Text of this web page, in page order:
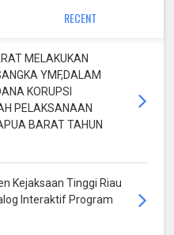
RECENT
MELAKUKAN
YMF,DALAM
KORUPSI
PELAKSANAAN
BARAT TAHUN
Kejaksaan Tinggi Riau
Interaktif Program